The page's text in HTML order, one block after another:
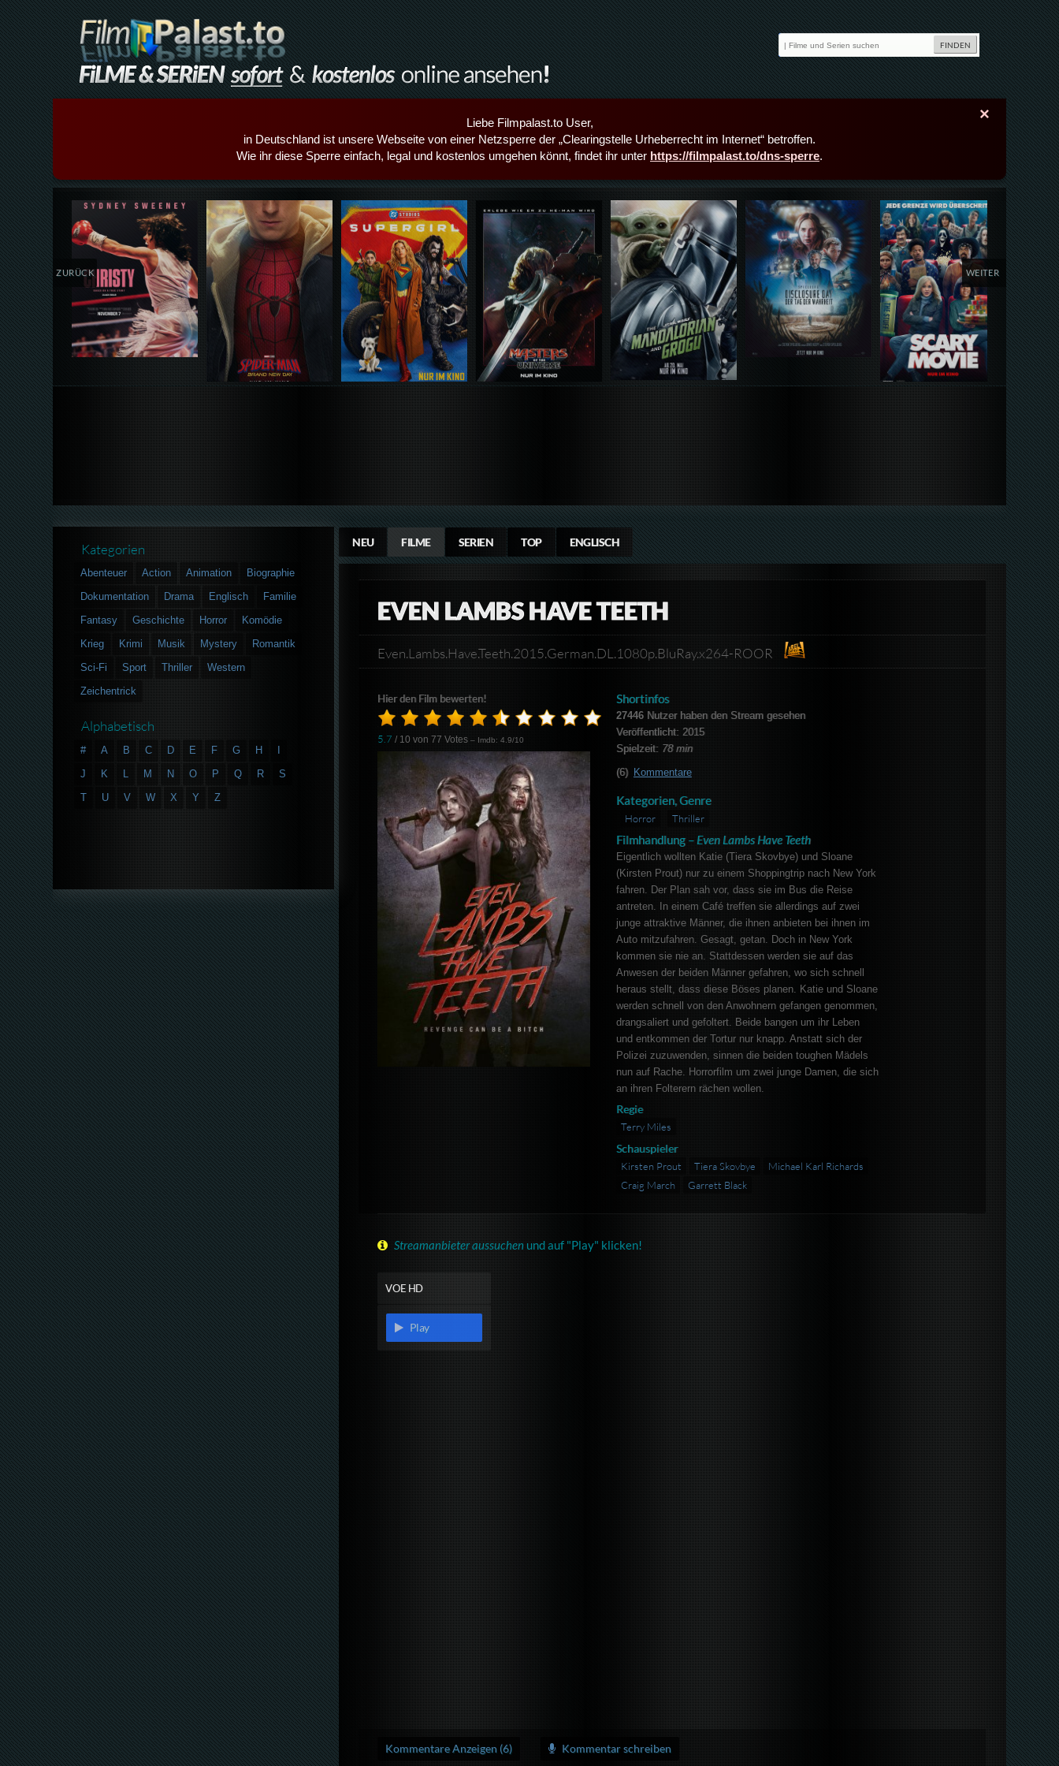
×
Liebe Filmpalast.to User,
in Deutschland ist unsere Webseite von einer Netzsperre der „Clearingstelle Urheberrecht im Internet“ betroffen.
Wie ihr diese Sperre einfach, legal und kostenlos umgehen könnt, findet ihr unter https://filmpalast.to/dns-sperre.
Details,Play Details,Play Details,Play Details,Play Details,Play Details,Play Details,Play
ZURÜCK WEITER
NEU FILME SERIEN TOP ENGLISCH
EVEN LAMBS HAVE TEETH
Even.Lambs.Have.Teeth.2015.German.DL.1080p.BluRay.x264-ROOR
Hier den Film bewerten!
5.7 / 10 von77 Votes – Imdb: 4.9/10
Shortinfos
27446Nutzer haben den Stream gesehen
Veröffentlicht: 2015
Spielzeit: 78 min
(6) Kommentare
Kategorien, Genre
Horror Thriller
Filmhandlung – Even Lambs Have Teeth
Eigentlich wollten Katie (Tiera Skovbye) und Sloane
(Kirsten Prout) nur zu einem Shoppingtrip nach New York
fahren. Der Plan sah vor, dass sie im Bus die Reise
antreten. In einem Café treffen sie allerdings auf zwei
junge attraktive Männer, die ihnen anbieten bei ihnen im
Auto mitzufahren. Gesagt, getan. Doch in New York
kommen sie nie an. Stattdessen werden sie auf das
Anwesen der beiden Männer gefahren, wo sich schnell
heraus stellt, dass diese Böses planen. Katie und Sloane
werden schnell von den Anwohnern gefangen genommen,
drangsaliert und gefoltert. Beide bangen um ihr Leben
und entkommen der Tortur nur knapp. Anstatt sich der
Polizei zuzuwenden, sinnen die beiden toughen Mädels
nun auf Rache. Horrorfilm um zwei junge Damen, die sich
an ihren Folterern rächen wollen.
Regie
Terry Miles
Schauspieler
Kirsten Prout Tiera Skovbye
Michael Karl Richards
Craig March
Garrett Black
Streamanbieter aussuchen und auf "Play" klicken!
VOE HD
Play
Kommentare Anzeigen (6) Kommentar schreiben
Kategorien
Abenteuer Action Animation
Biographie
Dokumentation
Drama Englisch
Familie
Fantasy
Geschichte Horror
Komödie
Krieg
Krimi Musik Mystery
Romantik
Sci-Fi
Sport Thriller
Western
Zeichentrick
Alphabetisch
# A B C D E F G H
J
K L M N O P Q R
S
T
U V W X Y Z